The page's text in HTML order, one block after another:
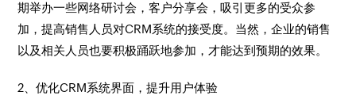
期举办一些网络研讨会，客户分享会，吸引更多的受众参
加，提高销售人员对CRM系统的接受度。当然，企业的销售
以及相关人员也要积极踊跃地参加，才能达到预期的效果。
2、优化CRM系统界面，提升用户体验